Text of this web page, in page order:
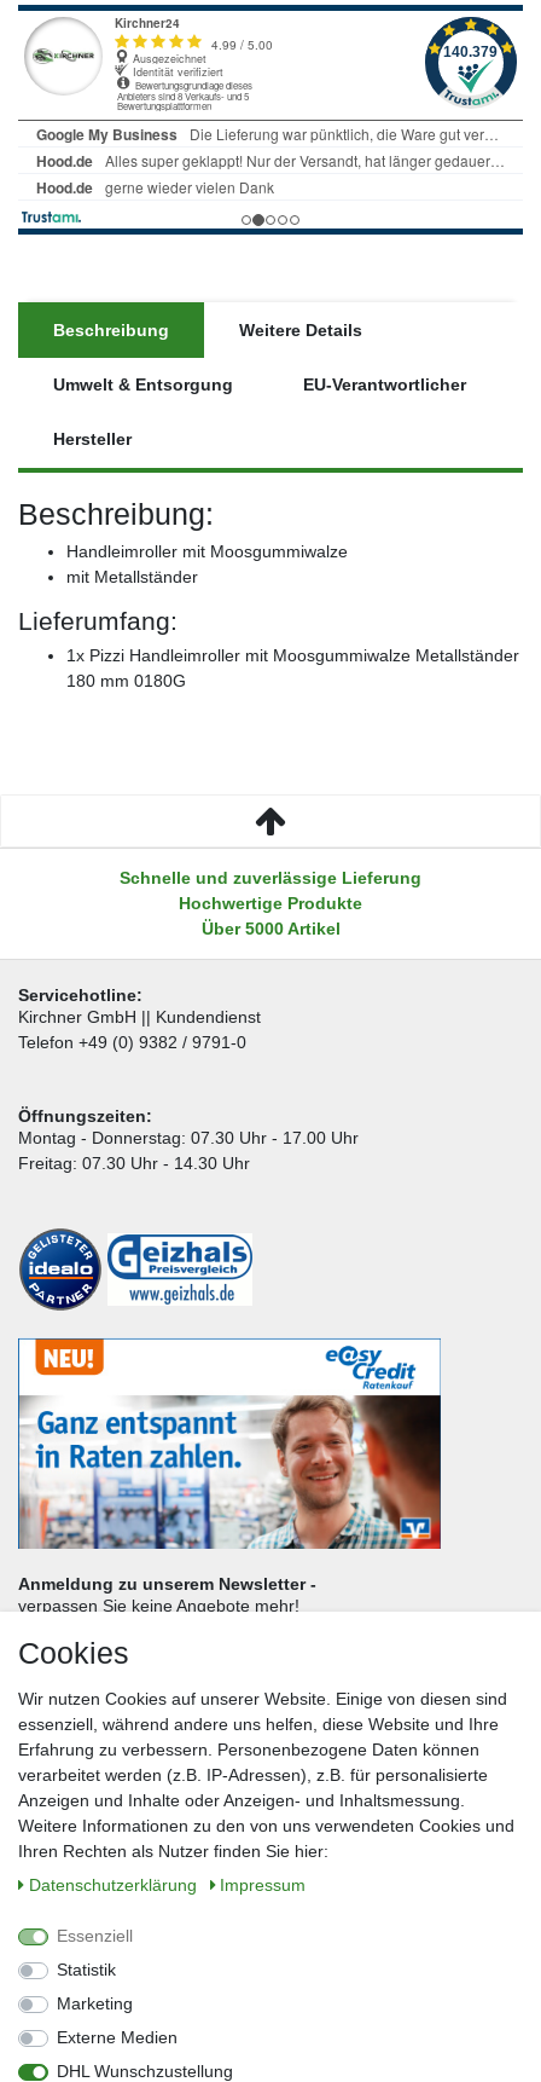
Beschreibung Weitere Details
Umwelt & Entsorgung EU-Verantwortlicher
Hersteller
Beschreibung:
Handleimroller mit Moosgummiwalze
mit Metallständer
Lieferumfang:
1x Pizzi Handleimroller mit Moosgummiwalze Metallständer
180 mm 0180G
Schnelle und zuverlässige Lieferung
Hochwertige Produkte
Über 5000 Artikel
Servicehotline:
Kirchner GmbH || Kundendienst
Telefon +49 (0) 9382 / 9791-0
Öffnungszeiten:
Montag - Donnerstag: 07.30 Uhr - 17.00 Uhr
Freitag: 07.30 Uhr - 14.30 Uhr
Anmeldung zu unserem Newsletter -
verpassen Sie keine Angebote mehr!
Nachname*
E-Mail*
Sie können den Newsletter jederzeit kostenlos abbestellen.
** gilt für Lieferungen innerhalb Deutschlands, Lieferzeiten für andere Länder
entnehmen Sie bitte der Schaltfläche mit den Versandinformationen
Widerrufs­recht
Cookies
Wir nutzen Cookies auf unserer Website. Einige von diesen sind
essenziell, während andere uns helfen, diese Website und Ihre
Erfahrung zu verbessern. Personenbezogene Daten können
verarbeitet werden (z.B. IP-Adressen), z.B. für personalisierte
Anzeigen und Inhalte oder Anzeigen- und Inhaltsmessung.
Weitere Informationen zu den von uns verwendeten Cookies und
Ihren Rechten als Nutzer finden Sie hier:
Daten­schutz­erklärung
Impressum
Essenziell
Statistik
Marketing
Externe Medien
DHL Wunschzustellung